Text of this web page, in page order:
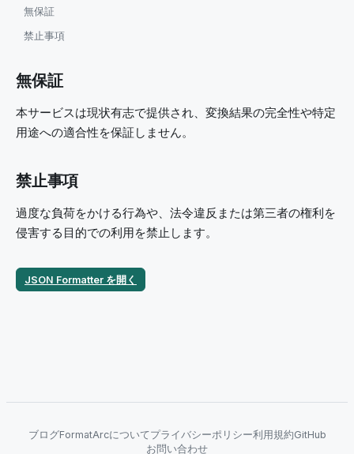
無保証
禁止事項
無保証
本サービスは現状有志で提供され、変換結果の完全性や特定
用途への適合性を保証しません。
禁止事項
過度な負荷をかける行為や、法令違反または第三者の権利を
侵害する目的での利用を禁止します。
JSON Formatter を開く
ブログFormatArcについてプライバシーポリシー利用規約GitHub
お問い合わせ